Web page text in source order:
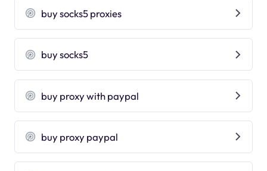
buy socks5 proxies
buy socks5
buy proxy with paypal
buy proxy paypal